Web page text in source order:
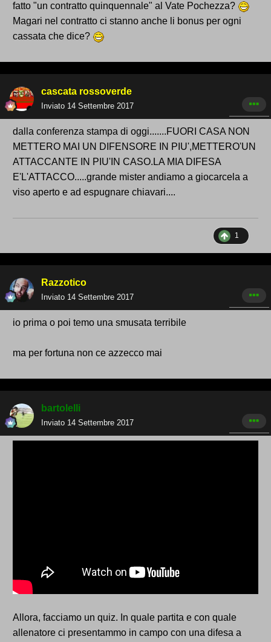
fatto "un contratto quinquennale" al Vate Pochezza?
Magari nel contratto ci stanno anche li bonus per ogni
cassata che dice?
cascata rossoverde
Inviato 14 Settembre 2017
dalla conferenza stampa di oggi.......FUORI CASA NON
METTERO MAI UN DIFENSORE IN PIU',METTERO'UN
ATTACCANTE IN PIU'IN CASO.LA MIA DIFESA
E'L'ATTACCO.....grande mister andiamo a giocarcela a
viso aperto e ad espugnare chiavari....
1
Razzotico
Inviato 14 Settembre 2017
io prima o poi temo una smusata terribile
ma per fortuna non ce azzecco mai
bartolelli
Inviato 14 Settembre 2017
Allora, facciamo un quiz. In quale partita e con quale
allenatore ci presentammo in campo con una difesa a